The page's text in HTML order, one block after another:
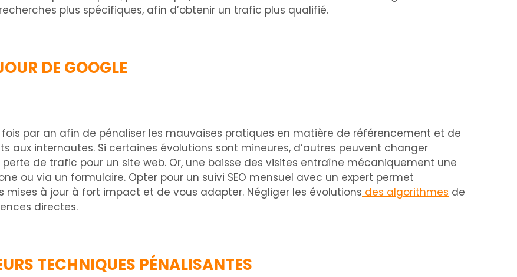
plus spécifiques, afin d’obtenir un trafic plus qualifié.
DE GOOGLE
par an afin de pénaliser les mauvaises pratiques en matière de référencement et de
aux internautes. Si certaines évolutions sont mineures, d’autres peuvent changer
de trafic pour un site web. Or, une baisse des visites entraîne mécaniquement une
ou via un formulaire. Opter pour un suivi SEO mensuel avec un expert permet
mises à jour à fort impact et de vous adapter. Négliger les évolutions des algorithmes de
directes.
TECHNIQUES PÉNALISANTES